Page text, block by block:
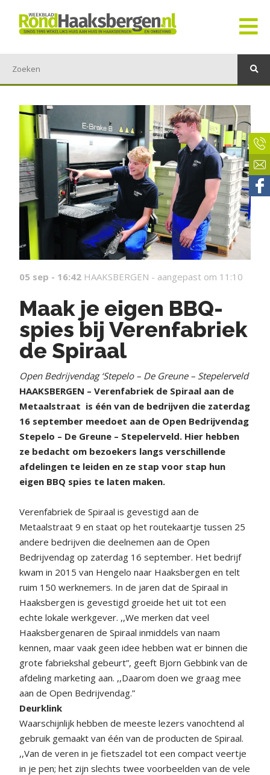
05 sep - 16:42 HAAKSBERGEN - aangepast om 11:10
Maak je eigen BBQ-
spies bij Verenfabriek
de Spiraal
Open Bedrijvendag ‘Stepelo – De Greune – Stepelerveld
HAAKSBERGEN – Verenfabriek de Spiraal aan de
Metaalstraat is één van de bedrijven die zaterdag
16 september meedoet aan de Open Bedrijvendag
Stepelo – De Greune – Stepelerveld. Hier hebben
ze bedacht om bezoekers langs verschillende
afdelingen te leiden en ze stap voor stap hun
eigen BBQ spies te laten maken.
Verenfabriek de Spiraal is gevestigd aan de
Metaalstraat 9 en staat op het routekaartje tussen 25
andere bedrijven die deelnemen aan de Open
Bedrijvendag op zaterdag 16 september. Het bedrijf
kwam in 2015 van Hengelo naar Haaksbergen en telt
ruim 150 werknemers. In de jaren dat de Spiraal in
Haaksbergen is gevestigd groeide het uit tot een
echte lokale werkgever. ,,We merken dat veel
Haaksbergenaren de Spiraal inmiddels van naam
kennen, maar vaak geen idee hebben wat er binnen die
grote fabriekshal gebeurt”, geeft Bjorn Gebbink van de
afdeling marketing aan. ,,Daarom doen we graag mee
aan de Open Bedrijvendag.”
Deurklink
Waarschijnlijk hebben de meeste lezers vanochtend al
gebruik gemaakt van één van de producten de Spiraal.
,,Van de veren in je fietszadel tot een compact veertje
in je pen; het zijn slechts twee voorbeelden van de vele